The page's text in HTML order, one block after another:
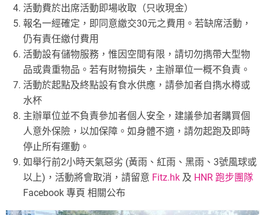
活動費於出席活動即場收取（只收現金）
報名一經確定，即同意繳交30元之費用。若缺席活動，
仍有責任繳付費用
活動設有儲物服務，惟因空間有限，請切勿擕帶大型物
品或貴重物品。若有財物損失，主辦單位一概不負責。
活動於起點及終點設有食水供應，請參加者自擕水樽或
水杯
主辦單位並不負責參加者個人安全，建議參加者購買個
人意外保險，以加保障。如身體不適，請勿起跑及即時
停止所有運動。
如舉行前2小時天氣惡劣 (黃雨、紅雨、黑雨、3號風球或
以上)，活動將會取消，請留意 Fitz.hk 及 HNR 跑步團隊
Facebook 專頁 相關公布